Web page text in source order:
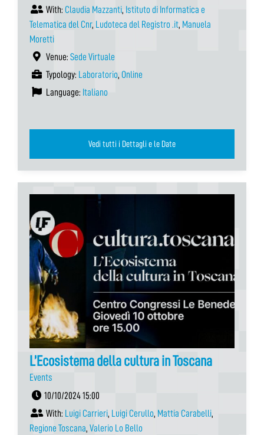
With: Claudia Mazzanti, Istituto di Informatica e
Telematica del Cnr, Ludoteca del Registro .it, Manuela
Moretti
Venue: Sede Virtuale
Typology: Laboratorio, Online
Language: Italiano
Vedi tutti i Dettagli e le Date
L’Ecosistema della cultura in Toscana
Events
10/10/2024 15:00
With: Luigi Carrieri, Luigi Cerullo, Mattia Carabelli,
Regione Toscana, Valerio Lo Bello